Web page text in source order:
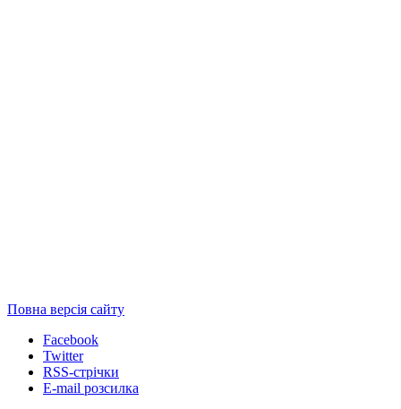
Повна версія сайту
Facebook
Twitter
RSS-стрічки
E-mail розсилка